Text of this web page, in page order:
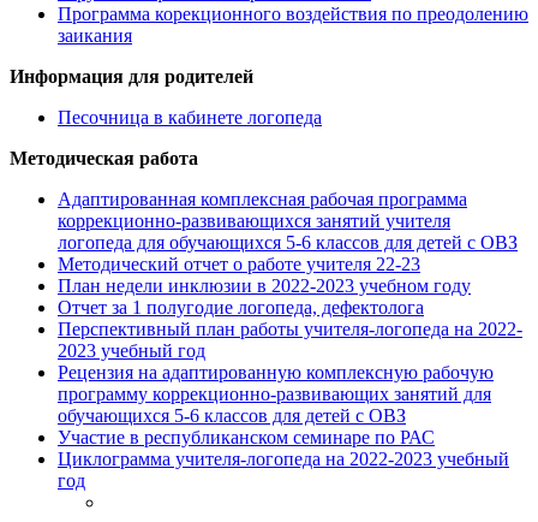
Программа корекционного воздействия по преодолению
заикания
Информация для родителей
Песочница в кабинете логопеда
Методическая работа
Адаптированная комплексная рабочая программа
коррекционно-развивающихся занятий учителя
логопеда для обучающихся 5-6 классов для детей с ОВЗ
Методический отчет о работе учителя 22-23
План недели инклюзии в 2022-2023 учебном году
Отчет за 1 полугодие логопеда, дефектолога
Перспективный план работы учителя-логопеда на 2022-
2023 учебный год
Рецензия на адаптированную комплексную рабочую
программу коррекционно-развивающих занятий для
обучающихся 5-6 классов для детей с ОВЗ
Участие в республиканском семинаре по РАС
Циклограмма учителя-логопеда на 2022-2023 учебный
год